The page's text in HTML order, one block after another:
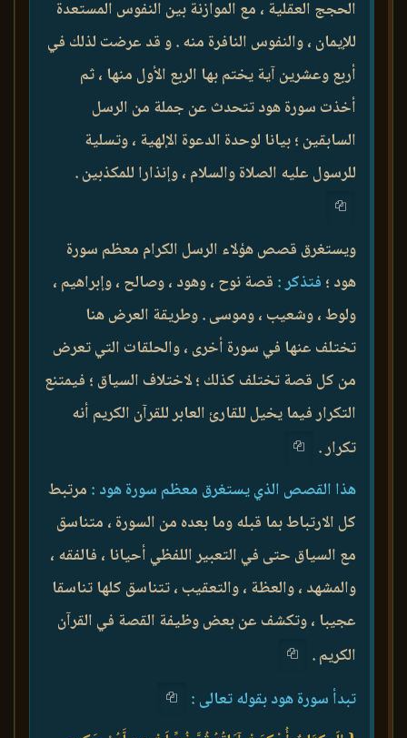
الحجج العقلية ، مع الموازنة بين النفوس المستعدة
للإيمان ، والنفوس النافرة منه . و قد عرضت لذلك في
أربع وعشرين آية يختم بها الربع الأول منها ، ثم
أخذت سورة هود تتحدث عن جملة من الرسل
السابقين ؛ بيانا لوحدة الدعوة الإلهية ، وتسلية
للرسول عليه الصلاة والسلام ، وإنذارا للمكذبين .
ويستغرق قصص هؤلاء الرسل الكرام معظم سورة
هود ؛ فتذكر : قصة نوح ، وهود ، وصالح ، وإبراهيم ،
ولوط ، وشعيب ، وموسى . وطريقة العرض هنا
تختلف عنها في سورة أخرى ، والحلقات التي تعرض
من كل قصة تختلف كذلك ؛ لاختلاف السياق ؛ فيمتنع
التكرار فيما يخيل للقارئ العابر للقرآن الكريم أنه
تكرار .
هذا القصص الذي يستغرق معظم سورة هود : مرتبط
كل الارتباط بما قبله وما بعده من السورة ، متناسق
مع السياق حتى في التعبير اللفظي أحيانا ، فالفقه ،
والمشهد ، والعظة ، والتعقيب ، تتناسق كلها تناسقا
عجيبا ، وتكشف عن بعض وظيفة القصة في القرآن
الكريم .
تبدأ سورة هود بقوله تعالى :